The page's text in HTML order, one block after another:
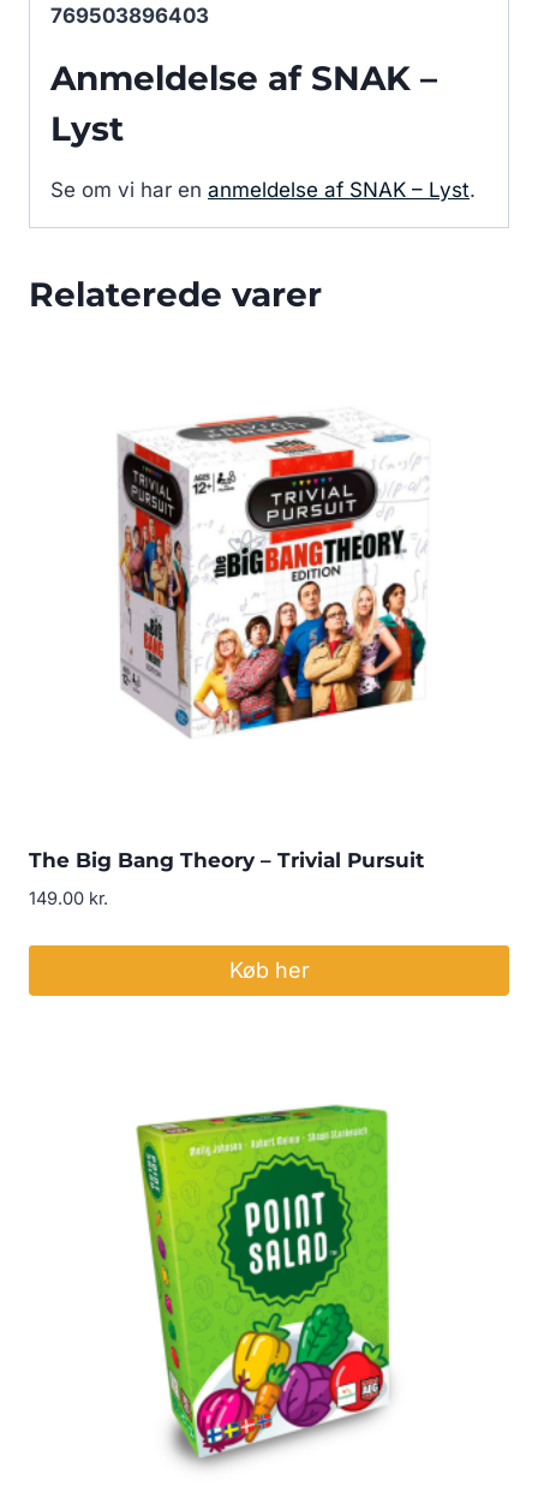
769503896403
Anmeldelse af SNAK –
Lyst
Se om vi har en anmeldelse af SNAK – Lyst.
Relaterede varer
The Big Bang Theory – Trivial Pursuit
149.00 kr.
Køb her